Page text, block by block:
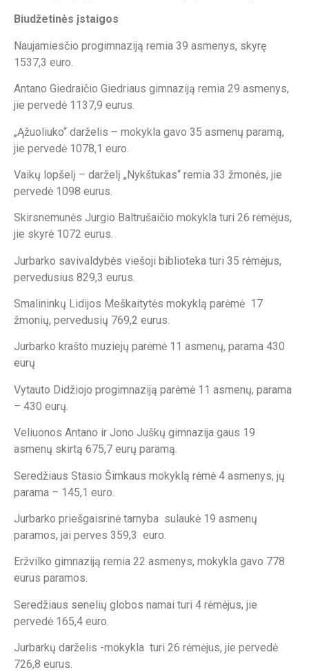
Biudžetinės įstaigos
Naujamiesčio progimnaziją remia 39 asmenys, skyrę
1537,3 euro.
Antano Giedraičio Giedriaus gimnaziją remia 29 asmenys,
jie pervedė 1137,9 eurus.
„Ąžuoliuko“ darželis – mokykla gavo 35 asmenų paramą,
jie pervedė 1078,1 euro.
Vaikų lopšelį – darželį „Nykštukas“ remia 33 žmonės, jie
pervedė 1098 eurus.
Skirsnemunės Jurgio Baltrušaičio mokykla turi 26 rėmėjus,
jie skyrė 1072 eurus.
Jurbarko savivaldybės viešoji biblioteka turi 35 rėmėjus,
pervedusius 829,3 eurus.
Smalininkų Lidijos Meškaitytės mokyklą parėmė 17
žmonių, pervedusių 769,2 eurus.
Jurbarko krašto muziejų parėmė 11 asmenų, parama 430
eurų
Vytauto Didžiojo progimnaziją parėmė 11 asmenų, parama
– 430 eurų.
Veliuonos Antano ir Jono Juškų gimnazija gaus 19
asmenų skirtą 675,7 eurų paramą.
Seredžiaus Stasio Šimkaus mokyklą rėmė 4 asmenys, jų
parama – 145,1 euro.
Jurbarko priešgaisrinė tarnyba sulaukė 19 asmenų
paramos, jai perves 359,3 euro.
Eržvilko gimnaziją remia 22 asmenys, mokykla gavo 778
eurus paramos.
Seredžiaus senelių globos namai turi 4 rėmėjus, jie
pervedė 165,4 euro.
Jurbarkų darželis -mokykla turi 26 rėmėjus, jie pervedė
726,8 eurus.